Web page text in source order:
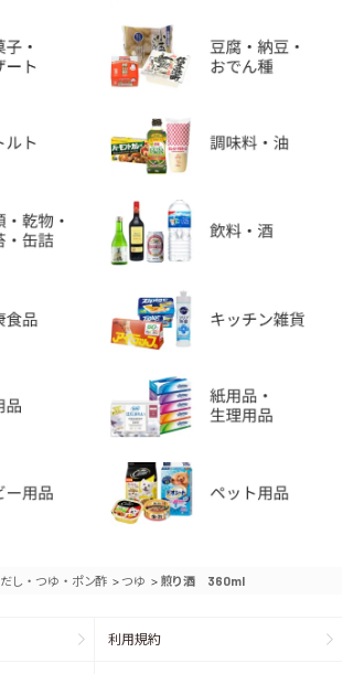
だし・つゆ・ポン酢 > つゆ > 煎り酒 360ml
利用規約